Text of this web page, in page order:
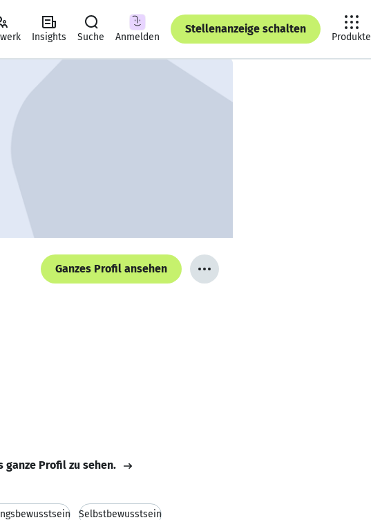
Insights Suche Anmelden
Stellenanzeige schalten
Produkte
Ganzes Profil ansehen
ganze Profil zu sehen.
Selbstbewusstsein